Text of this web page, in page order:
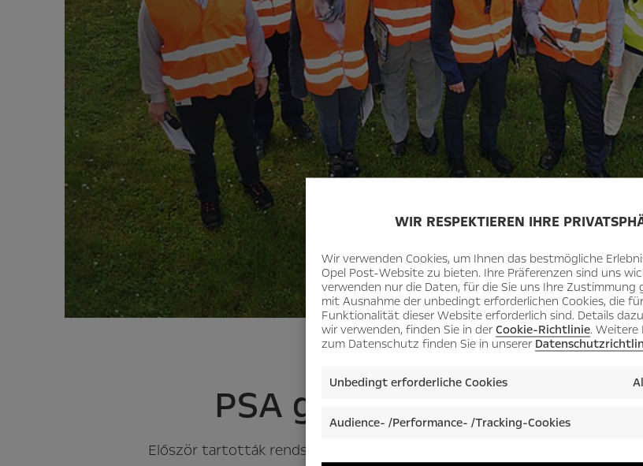
WIR RESPEKTIEREN IHRE
Wir verwenden Cookies, um Ihnen das bestmögliche
Opel Post-Website zu bieten. Ihre Präferenzen sind uns
verwenden nur die Daten, für die Sie uns Ihre Zustimmung
mit Ausnahme der unbedingt erforderlichen Cookies, die
Funktionalität dieser Website erforderlich sind. Details
wir verwenden, finden Sie in der Cookie-Richtlinie.
zum Datenschutz finden Sie in unserer
Unbedingt erforderliche Cookies
Audience- /Performance- /Tracking-Cookies
OPEL SZENTGOTTHÁRD
PSA gyárigazgatók
Először tartották rendszeres havi értekezletüket Szentgotthárdon a